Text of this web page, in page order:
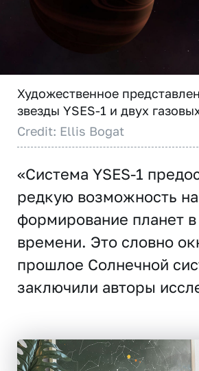
Художественное
звезды YSES-1 и двух
Credit: Ellis Bogat
«Система YSES-1
редкую возможность
формирование планет
времени. Это словно
прошлое Солнечной
заключили авторы